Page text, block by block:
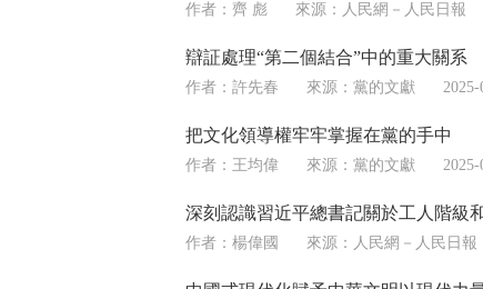
作者：齊 彪 來源： 人民網－人民日報
辯証處理“第二個結合”中的重大關系
作者：許先春 來源： 黨的文獻 2025-
把文化領導權牢牢掌握在黨的手中
作者：王均偉 來源： 黨的文獻 2025-
深刻認識習近平總書記關於工人階級
作者：楊偉國 來源： 人民網－人民日報